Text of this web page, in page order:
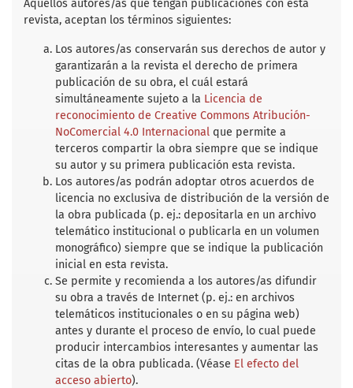
o
o
e
r
A
p
Aquellos autores/as que tengan publicaciones con esta
revista, aceptan los términos siguientes:
Los autores/as conservarán sus derechos de autor y
garantizarán a la revista el derecho de primera
publicación de su obra, el cuál estará
simultáneamente sujeto a la Licencia de
reconocimiento de Creative Commons Atribución-
NoComercial 4.0 Internacional que permite a
terceros compartir la obra siempre que se indique
su autor y su primera publicación esta revista.
Los autores/as podrán adoptar otros acuerdos de
licencia no exclusiva de distribución de la versión de
la obra publicada (p. ej.: depositarla en un archivo
telemático institucional o publicarla en un volumen
monográfico) siempre que se indique la publicación
inicial en esta revista.
Se permite y recomienda a los autores/as difundir
su obra a través de Internet (p. ej.: en archivos
telemáticos institucionales o en su página web)
antes y durante el proceso de envío, lo cual puede
producir intercambios interesantes y aumentar las
citas de la obra publicada. (Véase El efecto del
acceso abierto).